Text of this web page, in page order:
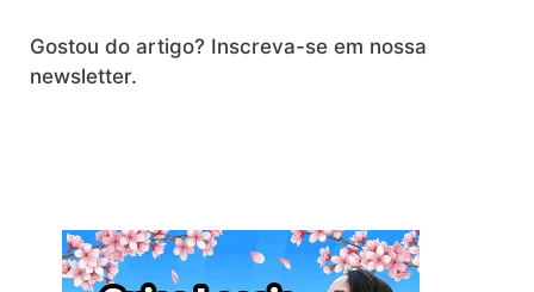
Gostou do artigo? Inscreva-se em nossa
newsletter.